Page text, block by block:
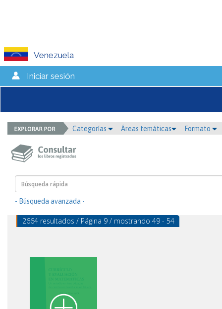
Venezuela
Iniciar sesión
Categorías Áreas temáticas Formato
- Búsqueda avanzada -
2664 resultados / Página 9 / mostrando 49 - 54